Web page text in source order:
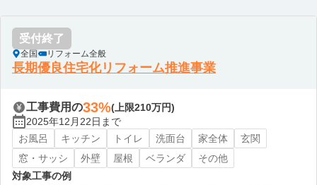
受付終了
全国 リフォーム全般
長期優良住宅化リフォーム推進事業
工事費用の33%(上限210万円)
2025年12月22日まで
お風呂
キッチン トイレ 洗面台 家全体
玄関
窓・サッシ
外壁 屋根 ベランダ
その他
対象工事の例